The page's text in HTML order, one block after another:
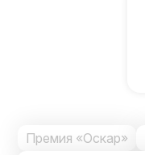
Премия «Оскар»